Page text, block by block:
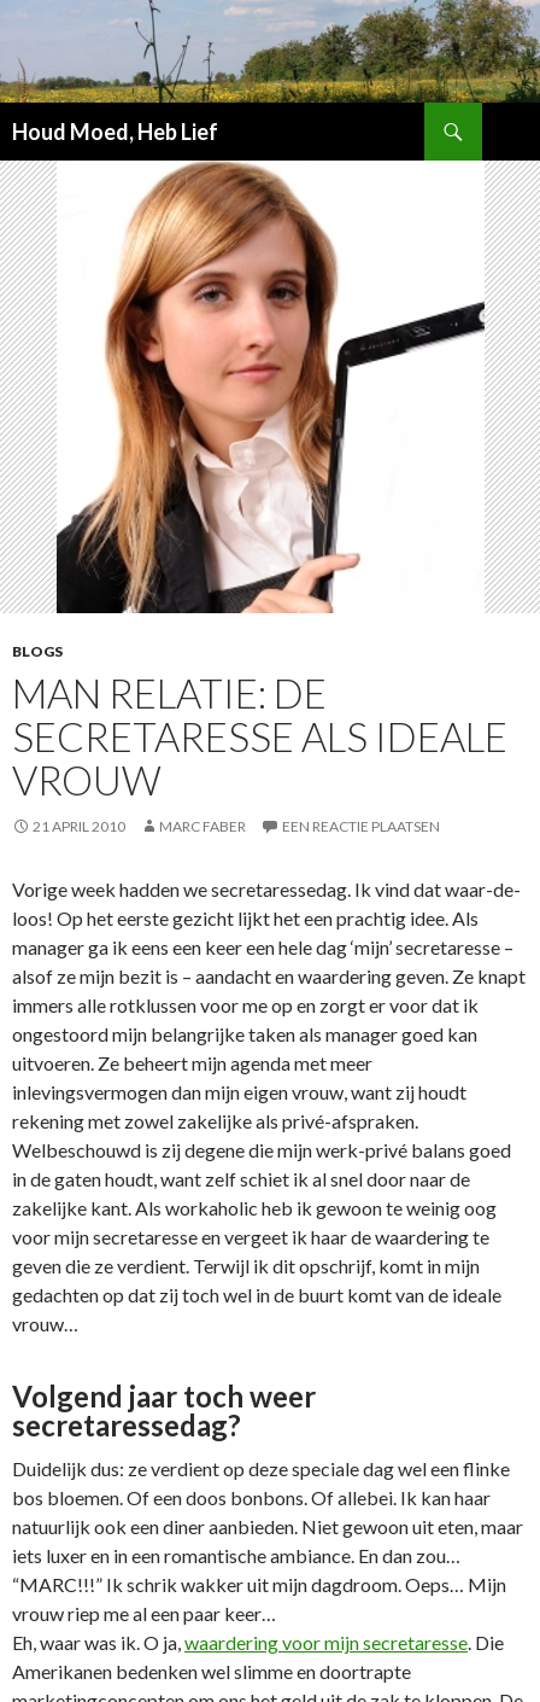
Houd Moed, Heb Lief
NAAR
INHOUD
BLOGS
MAN RELATIE: DE
SECRETARESSE ALS IDEALE
VROUW
21 APRIL 2010 MARC FABER EEN REACTIE PLAATSEN
Vorige week hadden we secretaressedag. Ik vind dat waar-de-
loos! Op het eerste gezicht lijkt het een prachtig idee. Als
manager ga ik eens een keer een hele dag ‘mijn’ secretaresse –
alsof ze mijn bezit is – aandacht en waardering geven. Ze knapt
immers alle rotklussen voor me op en zorgt er voor dat ik
ongestoord mijn belangrijke taken als manager goed kan
uitvoeren. Ze beheert mijn agenda met meer
inlevingsvermogen dan mijn eigen vrouw, want zij houdt
rekening met zowel zakelijke als privé-afspraken.
Welbeschouwd is zij degene die mijn werk-privé balans goed
in de gaten houdt, want zelf schiet ik al snel door naar de
zakelijke kant. Als workaholic heb ik gewoon te weinig oog
voor mijn secretaresse en vergeet ik haar de waardering te
geven die ze verdient. Terwijl ik dit opschrijf, komt in mijn
gedachten op dat zij toch wel in de buurt komt van de ideale
vrouw…
Volgend jaar toch weer
secretaressedag?
Duidelijk dus: ze verdient op deze speciale dag wel een flinke
bos bloemen. Of een doos bonbons. Of allebei. Ik kan haar
natuurlijk ook een diner aanbieden. Niet gewoon uit eten, maar
iets luxer en in een romantische ambiance. En dan zou…
“MARC!!!” Ik schrik wakker uit mijn dagdroom. Oeps… Mijn
vrouw riep me al een paar keer…
Eh, waar was ik. O ja,waardering voor mijn secretaresse. Die
Amerikanen bedenken wel slimme en doortrapte